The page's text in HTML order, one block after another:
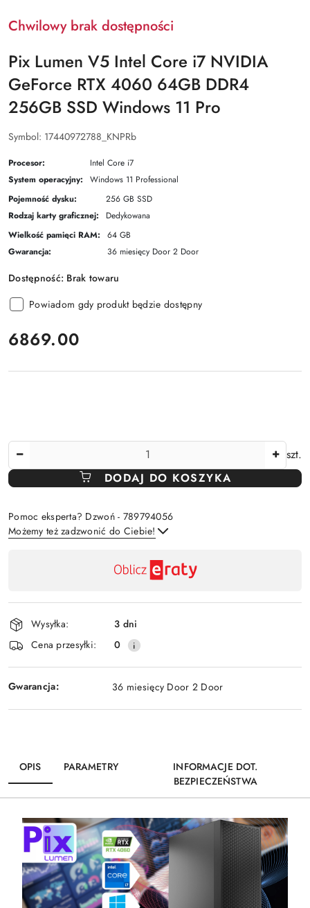
Chwilowy brak dostępności
Pix Lumen V5 Intel Core i7 NVIDIA
GeForce RTX 4060 64GB DDR4
256GB SSD Windows 11 Pro
Symbol: 17440972788_KNPRb
Procesor:
Intel Core i7
System operacyjny:
Windows 11 Professional
Pojemność dysku:
256 GB SSD
Rodzaj karty graficznej:
Dedykowana
Wielkość pamięci RAM:
64 GB
Gwarancja:
36 miesięcy Door 2 Door
Dostępność: Brak towaru
Powiadom gdy produkt będzie dostępny
cena:
6869.00
szt.
DODAJ DO KOSZYKA
Pomoc eksperta? Dzwoń - 789794056
Możemy też zadzwonić do Ciebie!
płatność
i
dostawa
Wysyłka:
3 dni
Cena przesyłki:
0
Gwarancja: 36 miesięcy Door 2 Door
OPIS PARAMETRY
INFORMACJE DOT.
BEZPIECZEŃSTWA